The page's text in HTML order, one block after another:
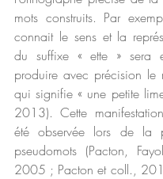
mots construits. Par
connait le sens et la
du suffixe « ette » sera
produire avec précision le
qui signifie « une petite
2013). Cette
été observée lors de la
pseudomots (Pacton,
2005 ; Pacton et coll.,